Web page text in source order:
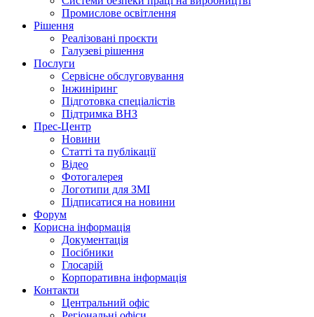
Промислове освітлення
Рішення
Реалізовані проєкти
Галузеві рішення
Послуги
Сервісне обслуговування
Інжиніринг
Підготовка спеціалістів
Підтримка ВНЗ
Прес-Центр
Новини
Статті та публікації
Відео
Фотогалерея
Логотипи для ЗМІ
Підписатися на новини
Форум
Корисна інформація
Документація
Посібники
Глосарій
Корпоративна інформація
Контакти
Центральний офіс